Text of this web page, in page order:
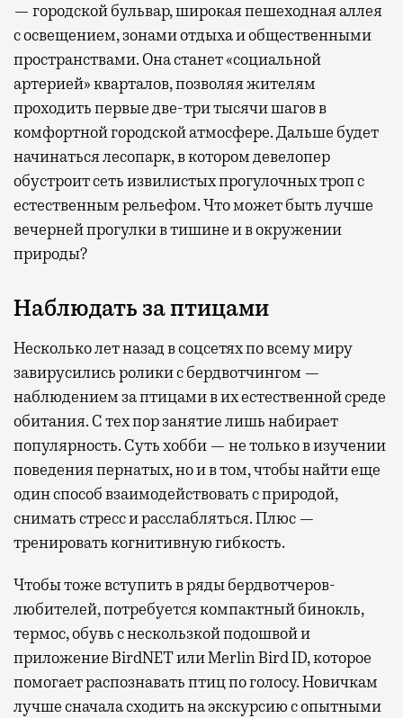
— городской бульвар, широкая пешеходная аллея
с освещением, зонами отдыха и общественными
пространствами. Она станет «социальной
артерией» кварталов, позволяя жителям
проходить первые две-три тысячи шагов в
комфортной городской атмосфере. Дальше будет
начинаться лесопарк, в котором девелопер
обустроит сеть извилистых прогулочных троп с
естественным рельефом. Что может быть лучше
вечерней прогулки в тишине и в окружении
природы?
Наблюдать за птицами
Несколько лет назад в соцсетях по всему миру
завирусились ролики с бердвотчингом —
наблюдением за птицами в их естественной среде
обитания. С тех пор занятие лишь набирает
популярность. Суть хобби — не только в изучении
поведения пернатых, но и в том, чтобы найти еще
один способ взаимодействовать с природой,
снимать стресс и расслабляться. Плюс —
тренировать когнитивную гибкость.
Чтобы тоже вступить в ряды бердвотчеров-
любителей, потребуется компактный бинокль,
термос, обувь с нескользкой подошвой и
приложение BirdNET или Merlin Bird ID, которое
помогает распознавать птиц по голосу. Новичкам
лучше сначала сходить на экскурсию с опытными